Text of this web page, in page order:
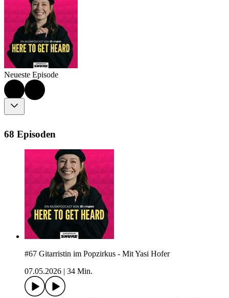
Neueste Episode
68 Episoden
#67 Gitarristin im Popzirkus - Mit Yasi Hofer
07.05.2026
34 Min.